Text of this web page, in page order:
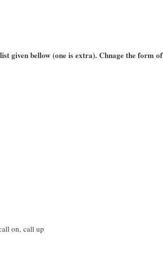
given bellow (one is extra). Chnage the form of
on, call up